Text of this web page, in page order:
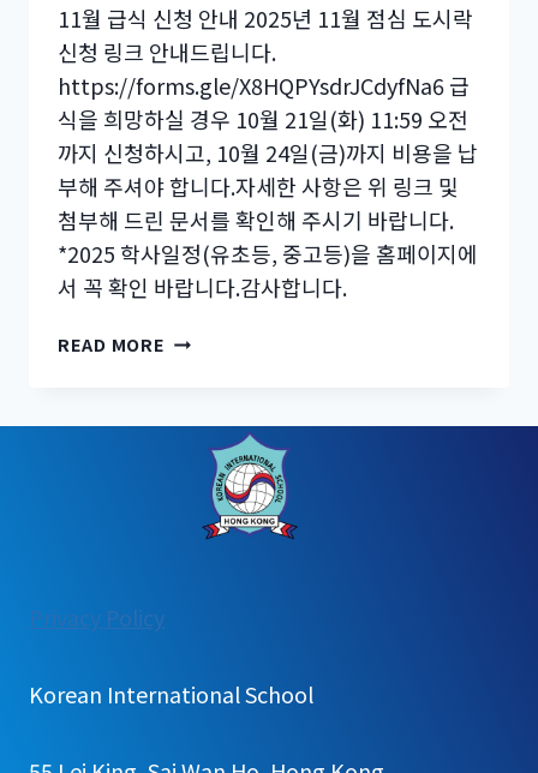
11월 급식 신청 안내 2025년 11월 점심 도시락
신청 링크 안내드립니다.
https://forms.gle/X8HQPYsdrJCdyfNa6 급
식을 희망하실 경우 10월 21일(화) 11:59 오전
까지 신청하시고, 10월 24일(금)까지 비용을 납
부해 주셔야 합니다.자세한 사항은 위 링크 및
첨부해 드린 문서를 확인해 주시기 바랍니다.
*2025 학사일정(유초등, 중고등)을 홈페이지에
서 꼭 확인 바랍니다.감사합니다.
READ MORE [공
월
Privacy Policy:
지]
Korean International School